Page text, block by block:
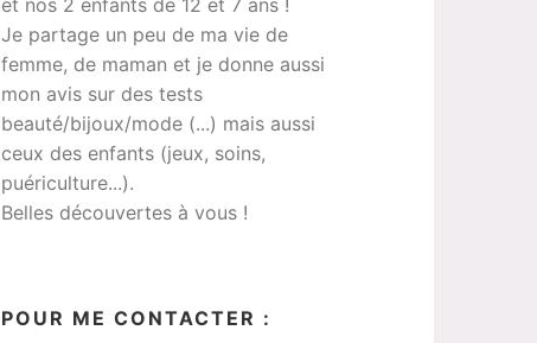
et nos 2 enfants de 12 et 7 ans !
Je partage un peu de ma vie de
femme, de maman et je donne aussi
mon avis sur des tests
beauté/bijoux/mode (...) mais aussi
ceux des enfants (jeux, soins,
puériculture...).
Belles découvertes à vous !
POUR ME CONTACTER :